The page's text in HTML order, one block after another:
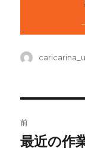
投
稿
前
前
最近の作